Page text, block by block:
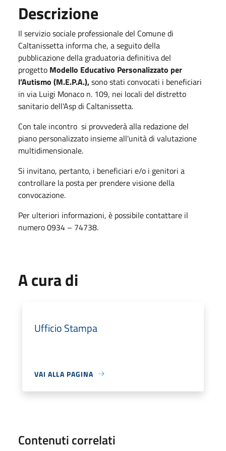
Descrizione
Il servizio sociale professionale del Comune di
Caltanissetta informa che, a seguito della
pubblicazione della graduatoria definitiva del
progetto Modello Educativo Personalizzato per
l’Autismo (M.E.P.A.),sono stati convocati i beneficiari
in via Luigi Monaco n. 109, nei locali del distretto
sanitario dell'Asp di Caltanissetta.
Con tale incontro si provvederà alla redazione del
piano personalizzato insieme all'unità di valutazione
multidimensionale.
Si invitano, pertanto, i beneficiari e/o i genitori a
controllare la posta per prendere visione della
convocazione.
Per ulteriori informazioni, è possibile contattare il
numero 0934 – 74738.
A cura di
Ufficio Stampa
VAI ALLA PAGINA
Contenuti correlati